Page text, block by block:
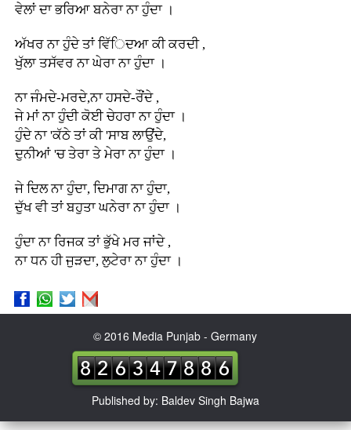
ਵੇਲਾਂ ਦਾ ਭਰਿਆ ਬਨੇਰਾ ਨਾ ਹੁੰਦਾ ।
ਅੱਖਰ ਨਾ ਹੁੰਦੇ ਤਾਂ ਵਿੱਿਦਆ ਕੀ ਕਰਦੀ ,
ਖੁੱਲਾ ਤਸੱਵਰ ਨਾ ਘੇਰਾ ਨਾ ਹੁੰਦਾ ।
ਨਾ ਜੰਮਦੇ-ਮਰਦੇ,ਨਾ ਹਸਦੇ-ਰੌਂਦੇ ,
ਜੇ ਮਾਂ ਨਾ ਹੁੰਦੀ ਕੋਈ ਚੇਹਰਾ ਨਾ ਹੁੰਦਾ ।
ਹੁੰਦੇ ਨਾ 'ਕੱਠੇ ਤਾਂ ਕੀ 'ਸਾਬ ਲਾਉਂਦੇ,
ਦੁਨੀਆਂ 'ਚ ਤੇਰਾ ਤੇ ਮੇਰਾ ਨਾ ਹੁੰਦਾ ।
ਜੇ ਦਿਲ ਨਾ ਹੁੰਦਾ, ਦਿਮਾਗ ਨਾ ਹੁੰਦਾ,
ਦੁੱਖ ਵੀ ਤਾਂ ਬਹੁਤਾ ਘਨੇਰਾ ਨਾ ਹੁੰਦਾ ।
ਹੁੰਦਾ ਨਾ ਰਿਜਕ ਤਾਂ ਭੁੱਖੇ ਮਰ ਜਾਂਦੇ ,
ਨਾ ਧਨ ਹੀ ਜੁੜਦਾ, ਲੁਟੇਰਾ ਨਾ ਹੁੰਦਾ ।
© 2016 Media Punjab - Germany
Published by: Baldev Singh Bajwa